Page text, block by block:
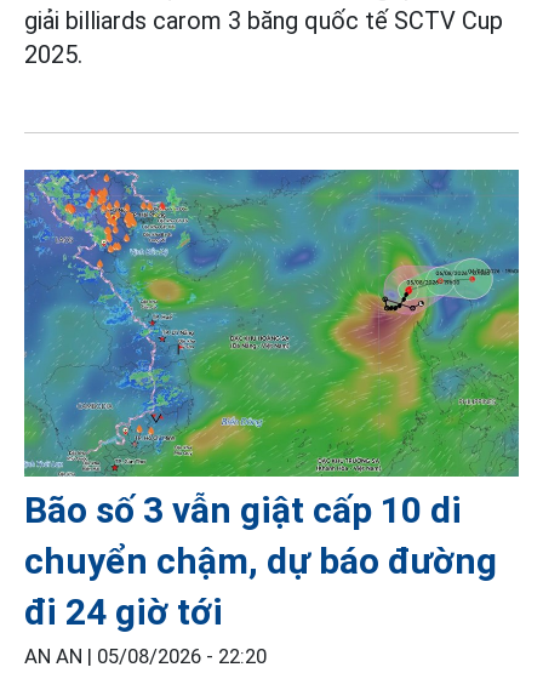
giải billiards carom 3 băng quốc tế SCTV Cup
2025.
Bão số 3 vẫn giật cấp 10 di
chuyển chậm, dự báo đường
đi 24 giờ tới
AN AN | 05/08/2026 - 22:20